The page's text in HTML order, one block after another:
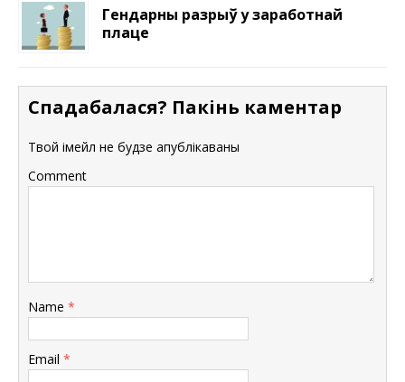
Гендарны разрыў у заработнай
плаце
Спадабалася? Пакінь каментар
Твой імейл не будзе апублікаваны
Comment
Name *
Email *